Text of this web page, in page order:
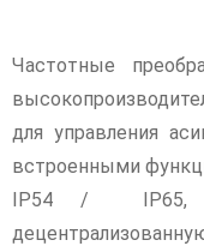
Частотные
для управления
встроенными
IP54 / IP65,